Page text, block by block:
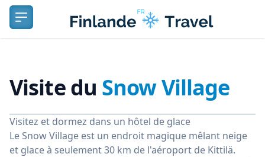
Ouvrir le menu
Logo
Visite du Snow Village
Visitez et dormez dans un hôtel de glace
Le Snow Village est un endroit magique mêlant neige
et glace à seulement 30 km de l'aéroport de Kittilä.